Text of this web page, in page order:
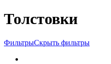
Толстовки
ФильтрыСкрыть фильтры